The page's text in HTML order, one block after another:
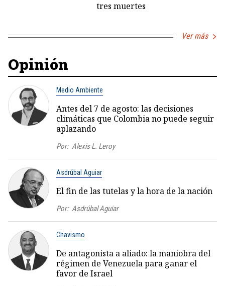
tres muertes
Ver más
Opinión
Medio Ambiente
Antes del 7 de agosto: las decisiones
climáticas que Colombia no puede seguir
aplazando
Por: Alexis L. Leroy
Asdrúbal Aguiar
El fin de las tutelas y la hora de la nación
Por: Asdrúbal Aguiar
Chavismo
De antagonista a aliado: la maniobra del
régimen de Venezuela para ganar el
favor de Israel